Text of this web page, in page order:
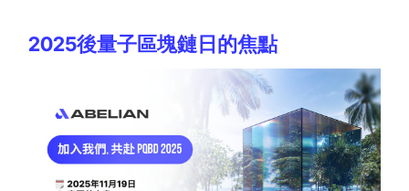
2025後量子區塊鏈日的焦點